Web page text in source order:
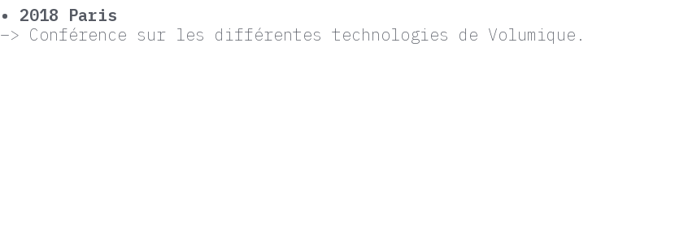
• 2018 Paris
–> Conférence sur les différentes technologies de Volumique.